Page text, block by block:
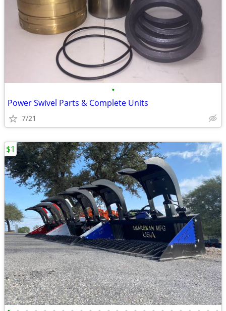
•
Power Swivel Parts & Complete Units
7/21
$1